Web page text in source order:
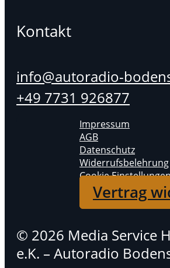
Kontakt
info@autoradio-
+49 7731 926877
Impressum
AGB
Datenschutz
Widerrufsbelehrung
Cookie
Vertrag
© 2026 Media Service
e.K. – Autoradio